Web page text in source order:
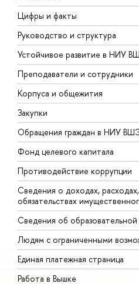
Цифры и факты
Руководство и структура
Устойчивое развитие в НИУ
Преподаватели и сотрудники
Корпуса и общежития
Закупки
Обращения граждан в НИУ
Фонд целевого капитала
Противодействие коррупции
Сведения о доходах,
обязательствах
Сведения об образовательной
Людям с ограниченными
Единая платежная страница
Работа в Вышке